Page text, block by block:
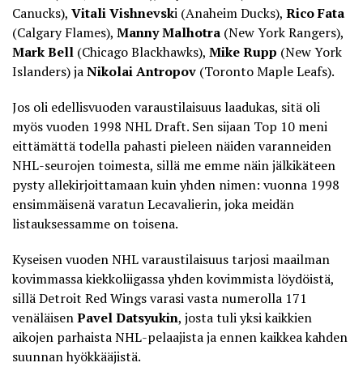
Canucks), Vitali Vishnevski (Anaheim Ducks), Rico Fata
(Calgary Flames), Manny Malhotra (New York Rangers),
Mark Bell (Chicago Blackhawks), Mike Rupp (New York
Islanders) jaNikolai Antropov (Toronto Maple Leafs).
Jos oli edellisvuoden varaustilaisuus laadukas, sitä oli
myös vuoden 1998 NHL Draft. Sen sijaan Top 10 meni
eittämättä todella pahasti pieleen näiden varanneiden
NHL-seurojen toimesta, sillä me emme näin jälkikäteen
pysty allekirjoittamaan kuin yhden nimen: vuonna 1998
ensimmäisenä varatun Lecavalierin, joka meidän
listauksessamme on toisena.
Kyseisen vuoden NHL varaustilaisuus tarjosi maailman
kovimmassa kiekkoliigassa yhden kovimmista löydöistä,
sillä Detroit Red Wings varasi vasta numerolla 171
venäläisenPavel Datsyukin, josta tuli yksi kaikkien
aikojen parhaista NHL-pelaajista ja ennen kaikkea kahden
suunnan hyökkääjistä.